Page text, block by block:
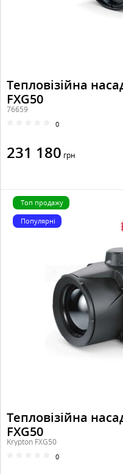
Тепловізійна
FXG50
76659
0
231 180 грн
Топ продажу
Популярні
Тепловізійна
FXG50
Krypton FXG50
0